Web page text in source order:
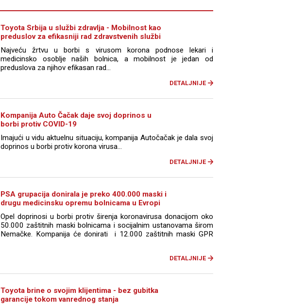
Toyota Srbija u službi zdravlja - Mobilnost kao
preduslov za efikasniji rad zdravstvenih službi
Najveću žrtvu u borbi s virusom korona podnose lekari i
medicinsko osoblje naših bolnica, a mobilnost je jedan od
preduslova za njihov efikasan rad...
DETALJNIJE
Kompanija Auto Čačak daje svoj doprinos u
borbi protiv COVID-19
Imajući u vidu aktuelnu situaciju, kompanija Autočačak je dala svoj
doprinos u borbi protiv korona virusa...
DETALJNIJE
PSA grupacija donirala je preko 400.000 maski i
drugu medicinsku opremu bolnicama u Evropi
Opel doprinosi u borbi protiv širenja koronavirusa donacijom oko
50.000 zaštitnih maski bolnicama i socijalnim ustanovama širom
Nemačke. Kompanija će donirati i 12.000 zaštitnih maski GPR
DETALJNIJE
Toyota brine o svojim klijentima - bez gubitka
garancije tokom vanrednog stanja